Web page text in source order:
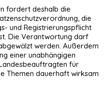
fordert deshalb die
die
und Registrierungspflicht
Die Verantwortung darf
werden. Außerdem
einer unabhängigen
für
Themen dauerhaft wirksam